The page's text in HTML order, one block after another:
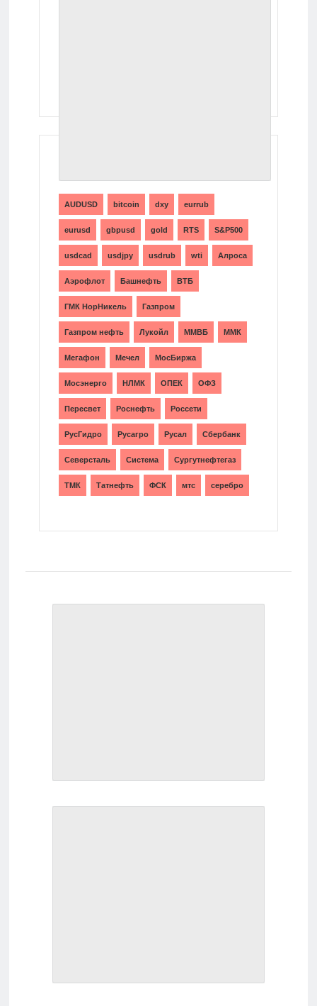
AUDUSD bitcoin dxy eurrub
eurusd gbpusd gold RTS S&P500
usdcad usdjpy usdrub wti Алроса
Аэрофлот Башнефть ВТБ
ГМК НорНикель Газпром
Газпром нефть Лукойл ММВБ ММК
Мегафон Мечел МосБиржа
Мосэнерго НЛМК ОПЕК ОФЗ
Пересвет Роснефть Россети
РусГидро Русагро Русал Сбербанк
Северсталь Система Сургутнефтегаз
ТМК Татнефть ФСК мтс серебро